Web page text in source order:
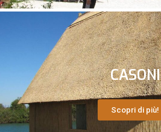
CASONI
Scopri di più!